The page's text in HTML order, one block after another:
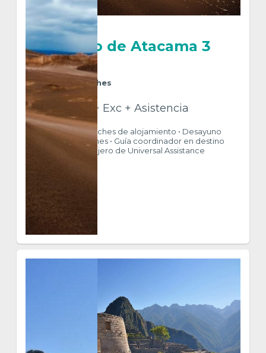
Desierto de Atacama 3
Noches
Días Noches
Htl + Guía + Exc + Asistencia
INCLUYE • 03 Noches de alojamiento • Desayuno
diario • Excursiones • Guía coordinador en destino
• Asistencia al viajero de Universal Assistance
VER MÁS